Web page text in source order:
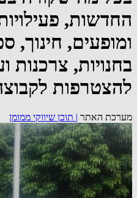
החדשות,
ומופעים, חינוך,
בחנויות, צרכנות
להצטרפות
מערכת האתר | תוכן שיווקי ממומן